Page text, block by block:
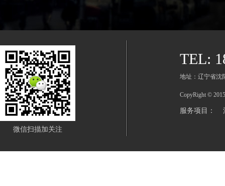
微信扫描加关注
TEL:
地址：辽宁省沈
CopyRight ©
服务项目：